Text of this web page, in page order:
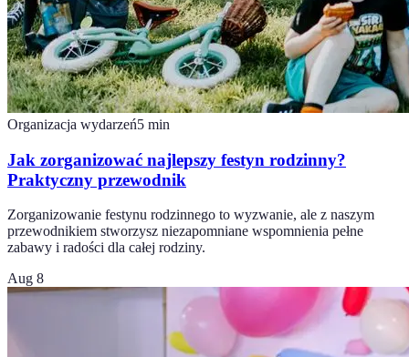
Organizacja wydarzeń5 min
Jak zorganizować najlepszy festyn rodzinny?
Praktyczny przewodnik
Zorganizowanie festynu rodzinnego to wyzwanie, ale z naszym
przewodnikiem stworzysz niezapomniane wspomnienia pełne
zabawy i radości dla całej rodziny.
Aug 8